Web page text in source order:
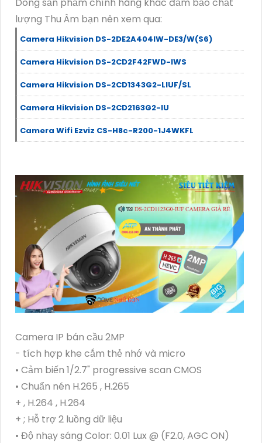
Dòng sản phẩm chính hãng khác đảm bảo chất
lượng Thu Âm bạn nên xem qua:
Camera Hikvision DS-2DE2A404IW-DE3/W(S6)
Camera Hikvision DS-2CD2F42FWD-IWS
Camera Hikvision DS-2CD1343G2-LIUF/SL
Camera Hikvision DS-2CD2163G2-IU
Camera Wifi Ezviz CS-H8c-R200-1J4WKFL
Camera IP bán cầu 2MP
- tích hợp khe cắm thẻ nhớ và micro
• Cảm biến 1/2.7" progressive scan CMOS
• Chuẩn nén H.265 , H.265
+ , H.264 , H.264
+ ; Hỗ trợ 2 luồng dữ liệu
• Độ nhạy sáng Color: 0.01 Lux @ (F2.0, AGC ON)